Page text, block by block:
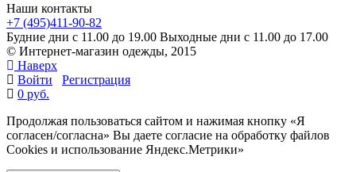
Наши контакты
+7 (495)411-90-82
Будние дни с 11.00 до 19.00 Выходные дни с 11.00 до 17.00
© Интернет-магазин одежды, 2015
Наверх
Войти
Регистрация
0 руб.
Продолжая пользоваться сайтом и нажимая кнопку «Я
согласен/согласна» Вы даете согласие на обработку файлов
Cookies и использование Яндекс.Метрики»